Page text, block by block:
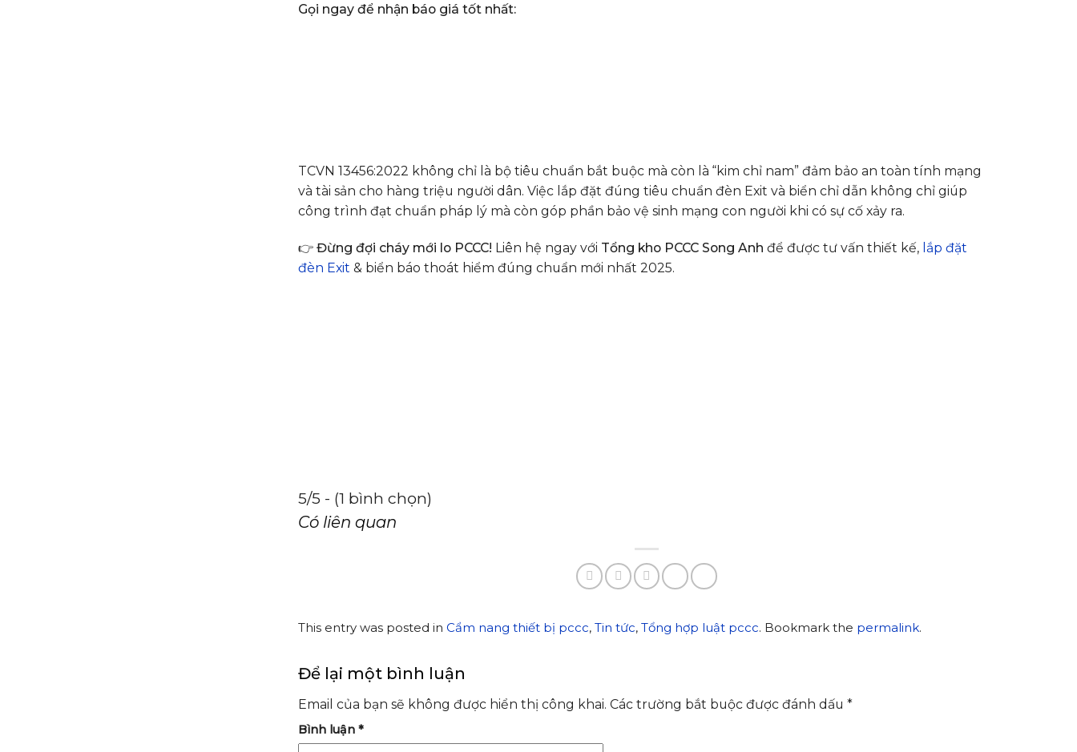
Gọi ngay để nhận báo giá tốt nhất:
TCVN 13456:2022 không chỉ là bộ tiêu chuẩn bắt buộc mà còn là “kim chỉ nam” đảm bảo an toàn tính mạng
và tài sản cho hàng triệu người dân. Việc lắp đặt đúng tiêu chuẩn đèn Exit và biển chỉ dẫn không chỉ giúp
công trình đạt chuẩn pháp lý mà còn góp phần bảo vệ sinh mạng con người khi có sự cố xảy ra.
👉 Đừng đợi cháy mới lo PCCC! Liên hệ ngay với Tổng kho PCCC Song Anh để được tư vấn thiết kế, lắp đặt
đèn Exit & biển báo thoát hiểm đúng chuẩn mới nhất 2025.
5/5 - (1 bình chọn)
Có liên quan
This entry was posted in Cẩm nang thiết bị pccc, Tin tức, Tổng hợp luật pccc. Bookmark the permalink.
Để lại một bình luận
Email của bạn sẽ không được hiển thị công khai. Các trường bắt buộc được đánh dấu *
Bình luận *